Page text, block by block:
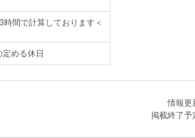
間で計算しております＜
める休日
情報更
掲載終了予